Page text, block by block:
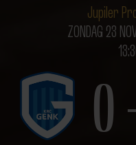
Jupiler
ZONDAG 23
0